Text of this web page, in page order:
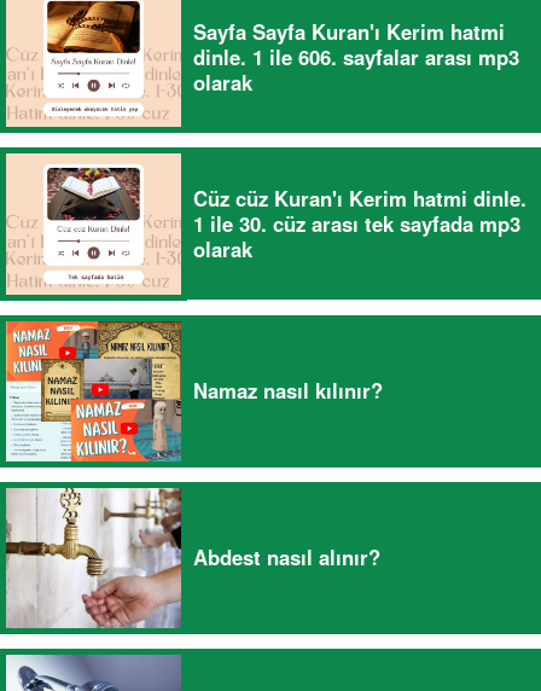
Sayfa Sayfa Kuran'ı Kerim hatmi
dinle. 1 ile 606. sayfalar arası mp3
olarak
Cüz cüz Kuran'ı Kerim hatmi dinle.
1 ile 30. cüz arası tek sayfada mp3
olarak
Namaz nasıl kılınır?
Abdest nasıl alınır?